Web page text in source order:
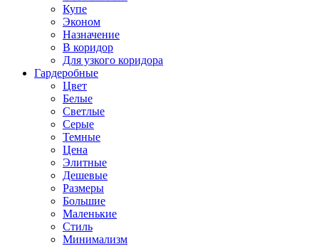
Купе
Эконом
Назначение
В коридор
Для узкого коридора
Гардеробные
Цвет
Белые
Светлые
Серые
Темные
Цена
Элитные
Дешевые
Размеры
Большие
Маленькие
Стиль
Минимализм